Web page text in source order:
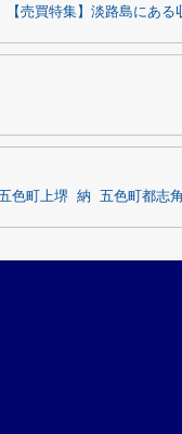
【売買特集】淡路島にある
色町上堺 納 五色町都志角